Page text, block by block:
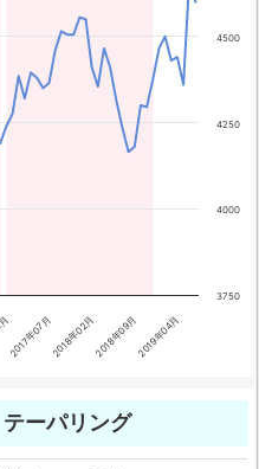
yA1, yA2, and yA3.
2017年07月2018年02月2018年09月2019年04月
4000
3750
4250
4500
ーパリング